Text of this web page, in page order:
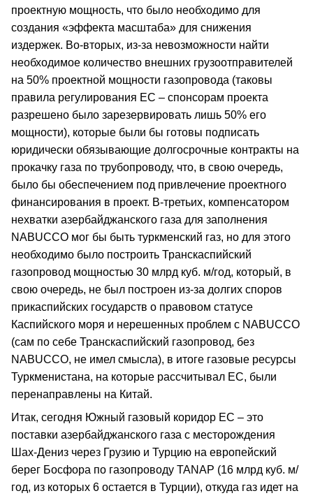
проектную мощность, что было необходимо для
создания «эффекта масштаба» для снижения
издержек. Во-вторых, из-за невозможности найти
необходимое количество внешних грузоотправителей
на 50% проектной мощности газопровода (таковы
правила регулирования ЕС – спонсорам проекта
разрешено было зарезервировать лишь 50% его
мощности), которые были бы готовы подписать
юридически обязывающие долгосрочные контракты на
прокачку газа по трубопроводу, что, в свою очередь,
было бы обеспечением под привлечение проектного
финансирования в проект. В-третьих, компенсатором
нехватки азербайджанского газа для заполнения
NABUCCO мог бы быть туркменский газ, но для этого
необходимо было построить Транскаспийский
газопровод мощностью 30 млрд куб. м/год, который, в
свою очередь, не был построен из-за долгих споров
прикаспийских государств о правовом статусе
Каспийского моря и нерешенных проблем с NABUCCO
(сам по себе Транскаспийский газопровод, без
NABUCCO, не имел смысла), в итоге газовые ресурсы
Туркменистана, на которые рассчитывал ЕС, были
перенаправлены на Китай.
Итак, сегодня Южный газовый коридор ЕС – это
поставки азербайджанского газа с месторождения
Шах-Дениз через Грузию и Турцию на европейский
берег Босфора по газопроводу TANAP (16 млрд куб. м/
год, из которых 6 остается в Турции), откуда газ идет на